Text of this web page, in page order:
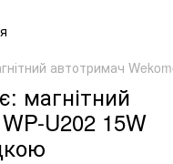
автотримач
магнітний
U202 15W